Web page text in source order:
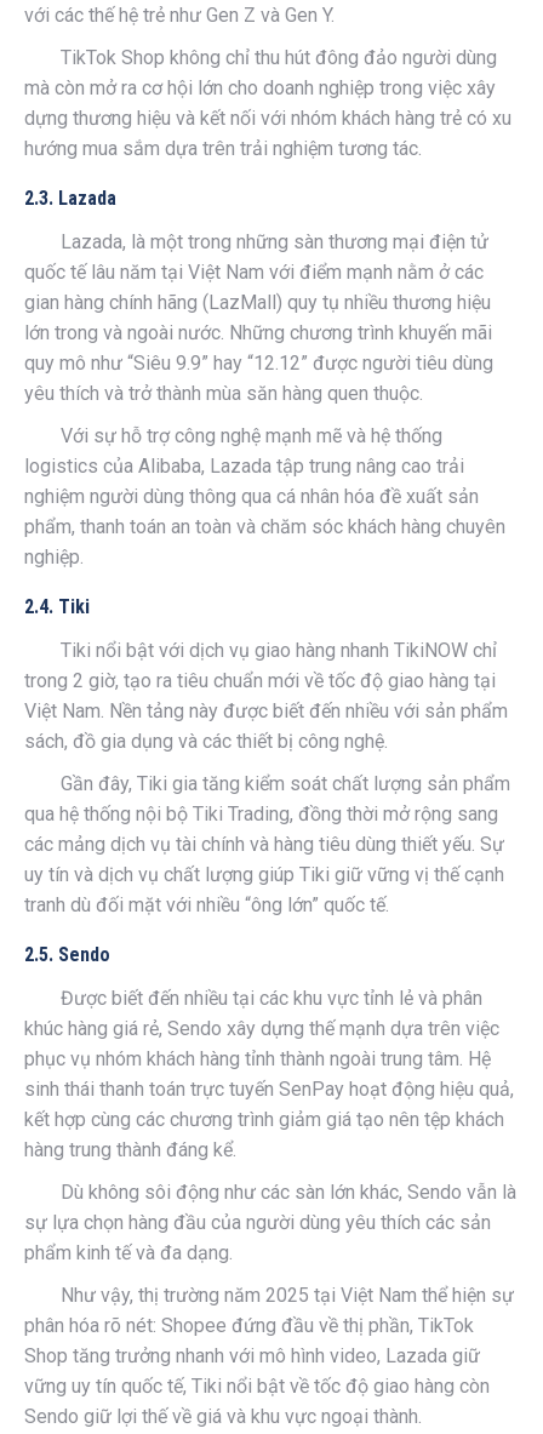
với các thế hệ trẻ như Gen Z và Gen Y.
TikTok Shop không chỉ thu hút đông đảo người dùng
mà còn mở ra cơ hội lớn cho doanh nghiệp trong việc xây
dựng thương hiệu và kết nối với nhóm khách hàng trẻ có xu
hướng mua sắm dựa trên trải nghiệm tương tác.
2.3. Lazada
Lazada, là một trong những sàn thương mại điện tử
quốc tế lâu năm tại Việt Nam với điểm mạnh nằm ở các
gian hàng chính hãng (LazMall) quy tụ nhiều thương hiệu
lớn trong và ngoài nước. Những chương trình khuyến mãi
quy mô như “Siêu 9.9” hay “12.12” được người tiêu dùng
yêu thích và trở thành mùa săn hàng quen thuộc.
Với sự hỗ trợ công nghệ mạnh mẽ và hệ thống
logistics của Alibaba, Lazada tập trung nâng cao trải
nghiệm người dùng thông qua cá nhân hóa đề xuất sản
phẩm, thanh toán an toàn và chăm sóc khách hàng chuyên
nghiệp.
2.4. Tiki
Tiki nổi bật với dịch vụ giao hàng nhanh TikiNOW chỉ
trong 2 giờ, tạo ra tiêu chuẩn mới về tốc độ giao hàng tại
Việt Nam. Nền tảng này được biết đến nhiều với sản phẩm
sách, đồ gia dụng và các thiết bị công nghệ.
Gần đây, Tiki gia tăng kiểm soát chất lượng sản phẩm
qua hệ thống nội bộ Tiki Trading, đồng thời mở rộng sang
các mảng dịch vụ tài chính và hàng tiêu dùng thiết yếu. Sự
uy tín và dịch vụ chất lượng giúp Tiki giữ vững vị thế cạnh
tranh dù đối mặt với nhiều “ông lớn” quốc tế.
2.5. Sendo
Được biết đến nhiều tại các khu vực tỉnh lẻ và phân
khúc hàng giá rẻ, Sendo xây dựng thế mạnh dựa trên việc
phục vụ nhóm khách hàng tỉnh thành ngoài trung tâm. Hệ
sinh thái thanh toán trực tuyến SenPay hoạt động hiệu quả,
kết hợp cùng các chương trình giảm giá tạo nên tệp khách
hàng trung thành đáng kể.
Dù không sôi động như các sàn lớn khác, Sendo vẫn là
sự lựa chọn hàng đầu của người dùng yêu thích các sản
phẩm kinh tế và đa dạng.
Như vậy, thị trường năm 2025 tại Việt Nam thể hiện sự
phân hóa rõ nét: Shopee đứng đầu về thị phần, TikTok
Shop tăng trưởng nhanh với mô hình video, Lazada giữ
vững uy tín quốc tế, Tiki nổi bật về tốc độ giao hàng còn
Sendo giữ lợi thế về giá và khu vực ngoại thành.